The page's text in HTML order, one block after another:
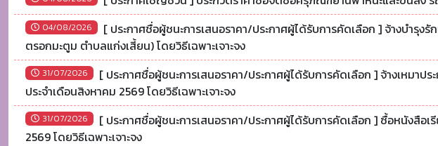
04/08/2026
[ ประกาศชื่อผู้ชนะการเสนอราคา/ประกาศผู้ได้รับการคัดเลือก ] จ้างบำ
ตรอกมะตูม ตำบลแก่งเสี้ยน) โดยวิธีเฉพาะเจาะจง
31/07/2026
[ ประกาศชื่อผู้ชนะการเสนอราคา/ประกาศผู้ได้รับการคัดเลือก ] จ้างเหมา
ประจำเดือนสิงหาคม 2569 โดยวิธีเฉพาะเจาะจง
31/07/2026
[ ประกาศชื่อผู้ชนะการเสนอราคา/ประกาศผู้ได้รับการคัดเลือก ] ซื้อหนังสื
2569 โดยวิธีเฉพาะเจาะจง